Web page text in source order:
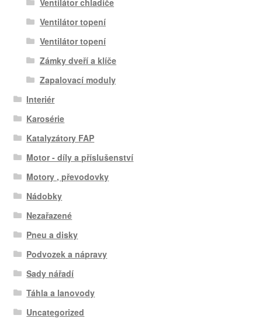
Ventilátor topení
Ventilátor topení
Zámky dveří a klíče
Zapalovací moduly
Interiér
Karosérie
Katalyzátory FAP
Motor - díly a příslušenství
Motory , převodovky
Nádobky
Nezařazené
Pneu a disky
Podvozek a nápravy
Sady nářadí
Táhla a lanovody
Uncategorized